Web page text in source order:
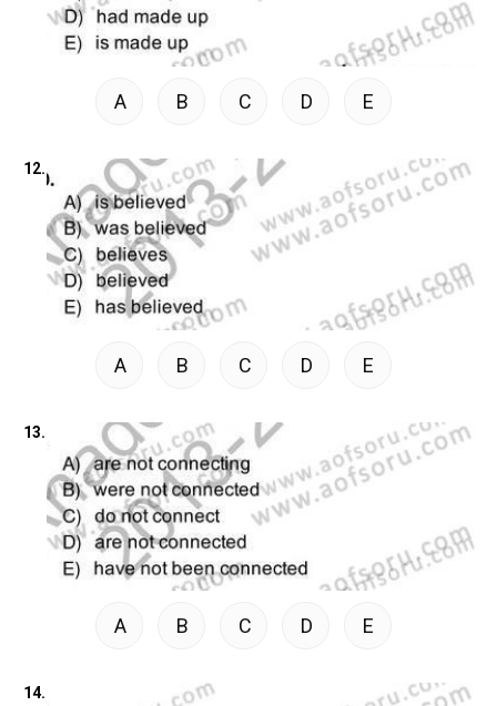
A B C D E
12.
A B C D E
13.
A B C D E
14.